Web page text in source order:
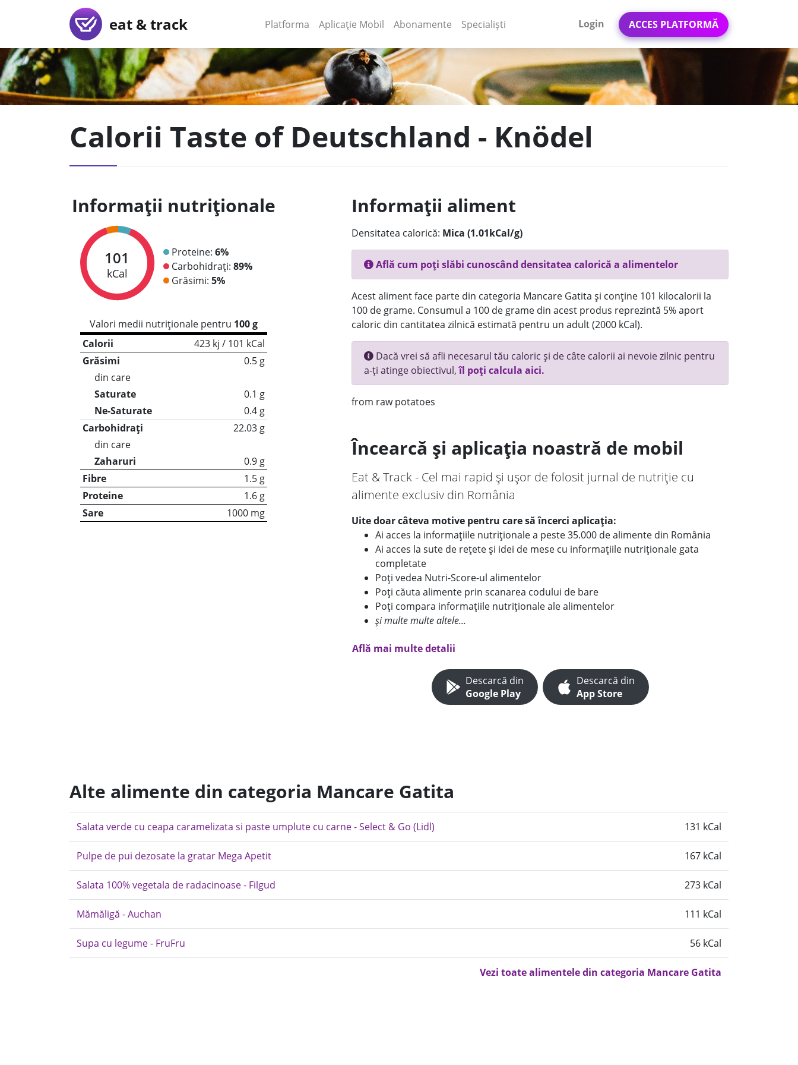
eat & track Platforma (current)
Aplicație Mobil (current)
Abonamente Specialiști Login ACCES PLATFORMĂ
Calorii Taste of Deutschland - Knödel
Informații nutriționale
101
kCal
Proteine: 6%
Carbohidrați: 89%
Grăsimi: 5%
Valori medii nutriționale pentru 100 g
Calorii
423 kj / 101 kCal
Grăsimi
0.5 g
din care
Saturate
0.1 g
Ne-Saturate
0.4 g
Carbohidrați
22.03 g
din care
Zaharuri
0.9 g
Fibre
1.5 g
Proteine
1.6 g
Sare
1000 mg
Informații aliment
Densitatea calorică: Mica (1.01kCal/g)
Află cum poți slăbi cunoscând densitatea calorică a alimentelor
Acest aliment face parte din categoria Mancare Gatita și conține 101 kilocalorii la
100 de grame. Consumul a 100 de grame din acest produs reprezintă 5% aport
caloric din cantitatea zilnică estimată pentru un adult (2000 kCal).
Dacă vrei să afli necesarul tău caloric și de câte calorii ai nevoie zilnic pentru
a-ți atinge obiectivul,îl poți calcula aici.
from raw potatoes
Încearcă și aplicația noastră de mobil
Eat & Track - Cel mai rapid și ușor de folosit jurnal de nutriție cu
alimente exclusiv din România
Uite doar câteva motive pentru care să încerci aplicația:
Ai acces la informațiile nutriționale a peste 35.000 de alimente din România
Ai acces la sute de rețete și idei de mese cu informațiile nutriționale gata
completate
Poți vedea Nutri-Score-ul alimentelor
Poți căuta alimente prin scanarea codului de bare
Poți compara informațiile nutriționale ale alimentelor
și multe multe altele...
Află mai multe detalii
Descarcă din
Google Play
Descarcă din
App Store
Alte alimente din categoria Mancare Gatita
Salata verde cu ceapa caramelizata si paste umplute cu carne - Select & Go (Lidl) 131 kCal
Pulpe de pui dezosate la gratar Mega Apetit 167 kCal
Salata 100% vegetala de radacinoase - Filgud 273 kCal
Mămăligă - Auchan 111 kCal
Supa cu legume - FruFru 56 kCal
Vezi toate alimentele din categoria Mancare Gatita